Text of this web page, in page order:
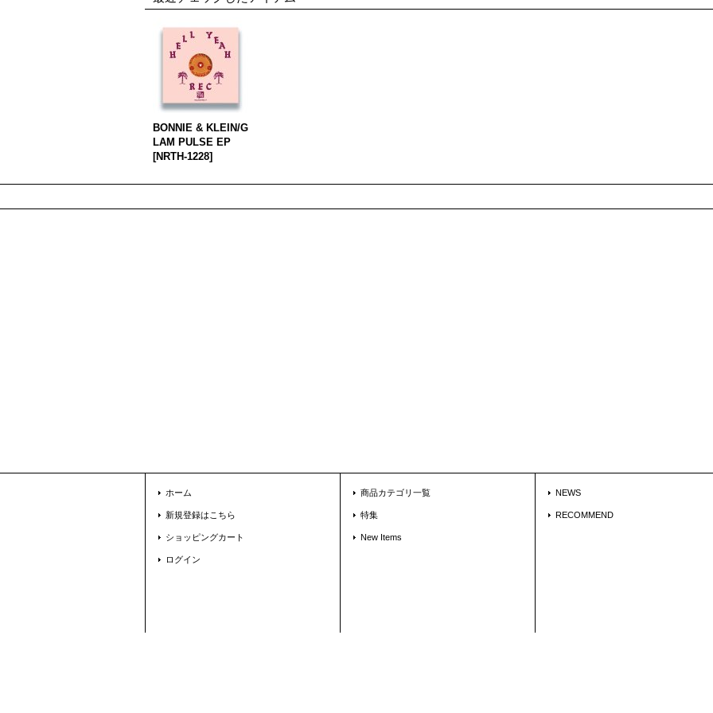
BONNIE & KLEIN/G
LAM PULSE EP
[NRTH-1228]
ホーム
新規登録はこちら
ショッピングカート
ログイン
商品カテゴリ一覧
特集
New Items
NEWS
RECOMMEND